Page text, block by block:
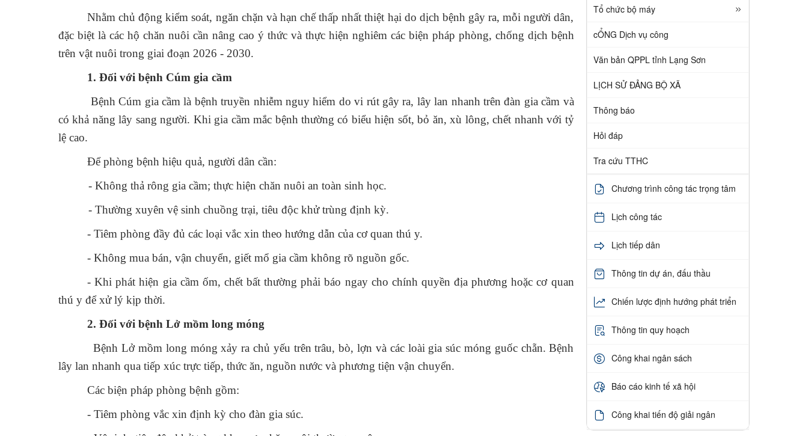
Nhằm chủ động kiểm soát, ngăn chặn và hạn chế thấp nhất thiệt hại do dịch bệnh gây ra, mỗi người dân,
đặc biệt là các hộ chăn nuôi cần nâng cao ý thức và thực hiện nghiêm các biện pháp phòng, chống dịch bệnh
trên vật nuôi trong giai đoạn 2026 - 2030.
1. Đối với bệnh Cúm gia cầm
Bệnh Cúm gia cầm là bệnh truyền nhiễm nguy hiểm do vi rút gây ra, lây lan nhanh trên đàn gia cầm và
có khả năng lây sang người. Khi gia cầm mắc bệnh thường có biểu hiện sốt, bỏ ăn, xù lông, chết nhanh với tỷ
lệ cao.
Để phòng bệnh hiệu quả, người dân cần:
- Không thả rông gia cầm; thực hiện chăn nuôi an toàn sinh học.
- Thường xuyên vệ sinh chuồng trại, tiêu độc khử trùng định kỳ.
- Tiêm phòng đầy đủ các loại vắc xin theo hướng dẫn của cơ quan thú y.
- Không mua bán, vận chuyển, giết mổ gia cầm không rõ nguồn gốc.
- Khi phát hiện gia cầm ốm, chết bất thường phải báo ngay cho chính quyền địa phương hoặc cơ quan
thú y để xử lý kịp thời.
2. Đối với bệnh Lở mồm long móng
Bệnh Lở mồm long móng xảy ra chủ yếu trên trâu, bò, lợn và các loài gia súc móng guốc chẵn. Bệnh
lây lan nhanh qua tiếp xúc trực tiếp, thức ăn, nguồn nước và phương tiện vận chuyển.
Các biện pháp phòng bệnh gồm:
- Tiêm phòng vắc xin định kỳ cho đàn gia súc.
Tổ chức bộ máy
cỔNG Dịch vụ công
Văn bản QPPL tỉnh Lạng Sơn
LỊCH SỬ ĐẢNG BỘ XÃ
Thông báo
Hỏi đáp
Tra cứu TTHC
Chương trình công tác trọng tâm
Lịch công tác
Lịch tiếp dân
Thông tin dự án, đấu thầu
Chiến lược định hướng phát triển
Thông tin quy hoạch
Công khai ngân sách
Báo cáo kinh tế xã hội
Công khai tiến độ giải ngân